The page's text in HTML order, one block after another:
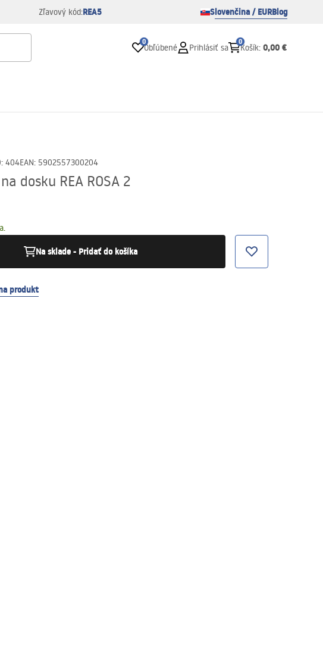
Zľavový kód:REA5 Slovenčina / EURBlog
0
Obľúbené Prihlásiť sa
0
Košík: 0,00 €
: 404EAN: 5902557300204
dosku REA ROSA 2
Na sklade - Pridať do košíka
produkt